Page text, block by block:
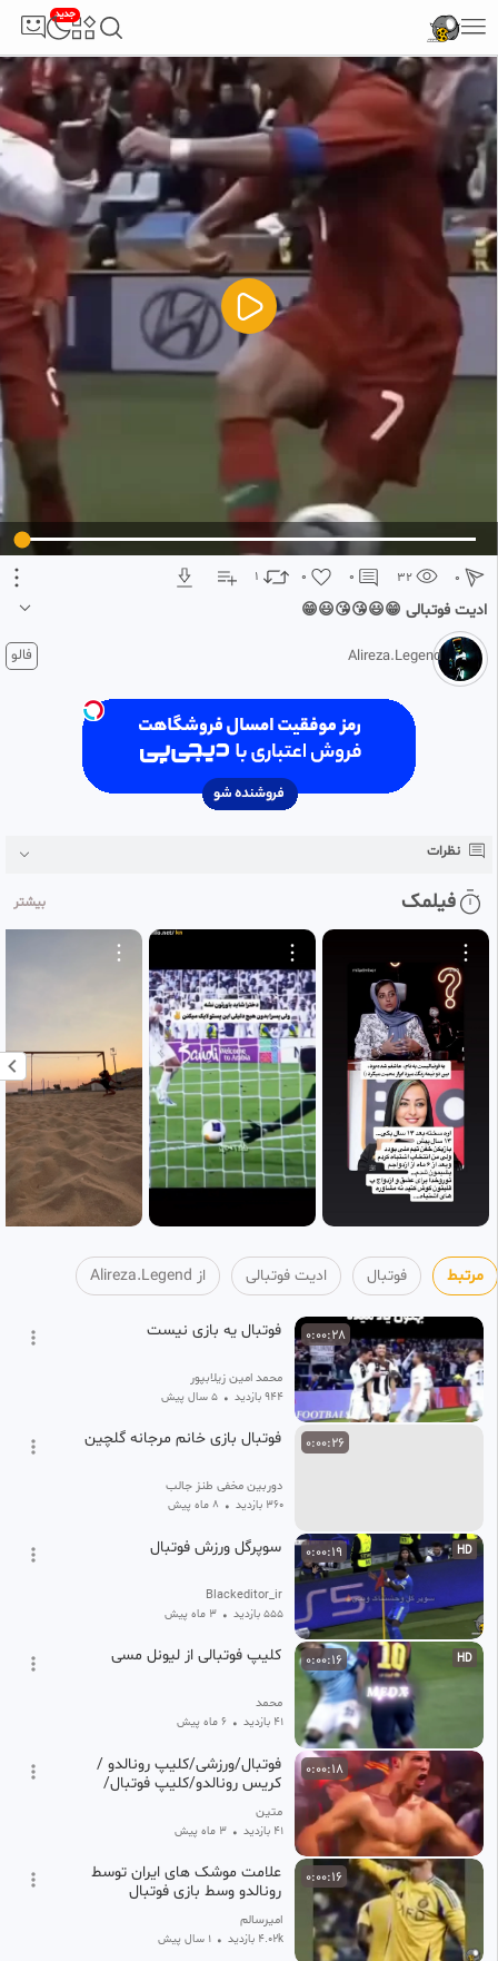
جدید
1 0 0 32 0
ادیت فوتبالی 😁😃😘😘😃😁
ممنون از حمایتتان با تشکر که ما را دنبال کردید
Alireza.Legend فالو
نظرات
فیلمک بیشتر
مرتبط فوتبال ادیت فوتبالی از Alireza.Legend
0:00:28 فوتبال یه بازی نیست
محمد امین زیلابپور
944 بازدید • 5 سال پیش
0:00:26 فوتبال بازی خانم مرجانه گلچین
دوربین مخفی طنز جالب
360 بازدید • 8 ماه پیش
HD
0:00:19 سوپرگل ورزش فوتبال
Blackeditor_ir
555 بازدید • 3 ماه پیش
HD
0:00:16 کلیپ فوتبالی از لیونل مسی
محمد
41 بازدید • 6 ماه پیش
0:00:18
فوتبال/ورزشی/کلیپ رونالدو /
کریس رونالدو/کلیپ فوتبال/
متین
41 بازدید • 3 ماه پیش
0:00:16
علامت موشک های ایران توسط
رونالدو وسط بازی فوتبال
امیرسالم
4.02k بازدید • 1 سال پیش